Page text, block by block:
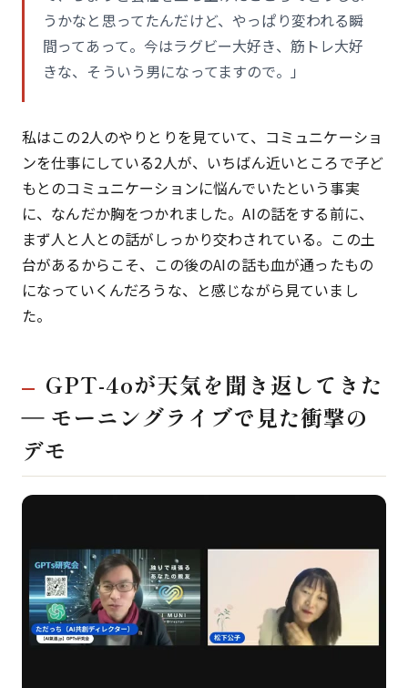
うかなと思ってたんだけど、やっぱり変われる瞬
間ってあって。今はラグビー大好き、筋トレ大好
きな、そういう男になってますので。」
私はこの2人のやりとりを見ていて、コミュニケーショ
ンを仕事にしている2人が、いちばん近いところで子ど
もとのコミュニケーションに悩んでいたという事実
に、なんだか胸をつかれました。AIの話をする前に、
まず人と人との話がしっかり交わされている。この土
台があるからこそ、この後のAIの話も血が通ったもの
になっていくんだろうな、と感じながら見ていまし
た。
GPT-4oが天気を聞き返してきた
― モーニングライブで見た衝撃の
デモ